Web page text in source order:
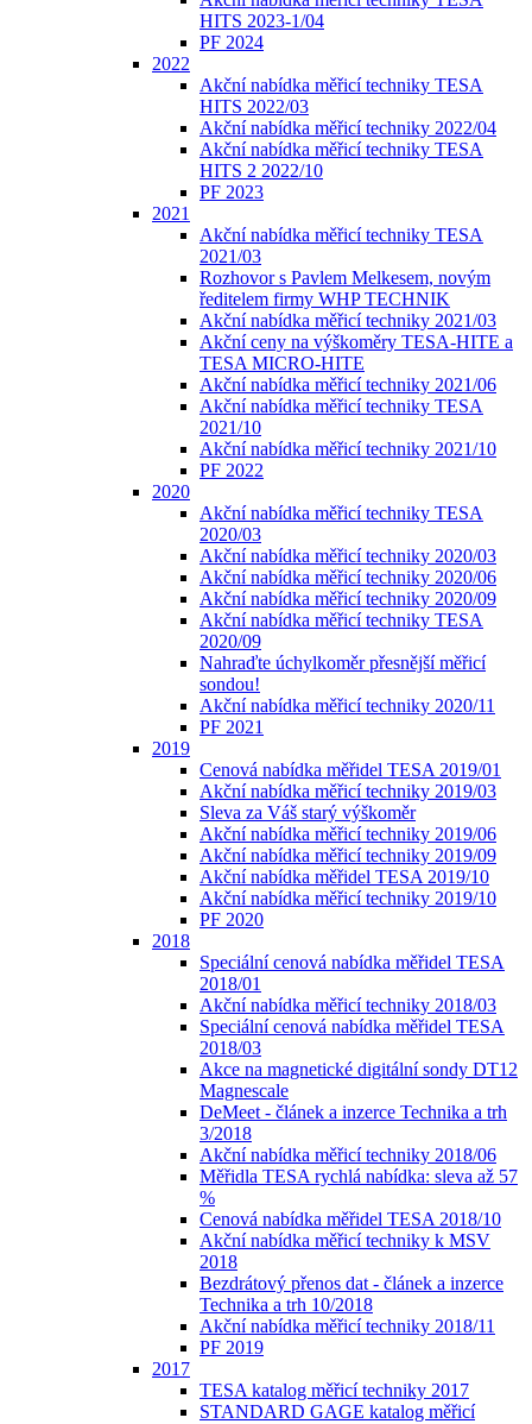
HITS 2023-1/04
PF 2024
2022
Akční nabídka měřicí techniky TESA
HITS 2022/03
Akční nabídka měřicí techniky 2022/04
Akční nabídka měřicí techniky TESA
HITS 2 2022/10
PF 2023
2021
Akční nabídka měřicí techniky TESA
2021/03
Rozhovor s Pavlem Melkesem, novým
ředitelem firmy WHP TECHNIK
Akční nabídka měřicí techniky 2021/03
Akční ceny na výškoměry TESA-HITE a
TESA MICRO-HITE
Akční nabídka měřicí techniky 2021/06
Akční nabídka měřicí techniky TESA
2021/10
Akční nabídka měřicí techniky 2021/10
PF 2022
2020
Akční nabídka měřicí techniky TESA
2020/03
Akční nabídka měřicí techniky 2020/03
Akční nabídka měřicí techniky 2020/06
Akční nabídka měřicí techniky 2020/09
Akční nabídka měřicí techniky TESA
2020/09
Nahraďte úchylkoměr přesnější měřicí
sondou!
Akční nabídka měřicí techniky 2020/11
PF 2021
2019
Cenová nabídka měřidel TESA 2019/01
Akční nabídka měřicí techniky 2019/03
Sleva za Váš starý výškoměr
Akční nabídka měřicí techniky 2019/06
Akční nabídka měřicí techniky 2019/09
Akční nabídka měřidel TESA 2019/10
Akční nabídka měřicí techniky 2019/10
PF 2020
2018
Speciální cenová nabídka měřidel TESA
2018/01
Akční nabídka měřicí techniky 2018/03
Speciální cenová nabídka měřidel TESA
2018/03
Akce na magnetické digitální sondy DT12
Magnescale
DeMeet - článek a inzerce Technika a trh
3/2018
Akční nabídka měřicí techniky 2018/06
Měřidla TESA rychlá nabídka: sleva až 57
%
Cenová nabídka měřidel TESA 2018/10
Akční nabídka měřicí techniky k MSV
2018
Bezdrátový přenos dat - článek a inzerce
Technika a trh 10/2018
Akční nabídka měřicí techniky 2018/11
PF 2019
2017
TESA katalog měřicí techniky 2017
STANDARD GAGE katalog měřicí